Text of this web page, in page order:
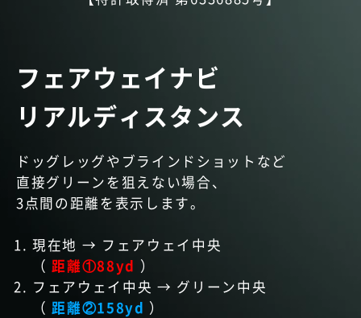
フェアウェイナビ
リアルディスタンス
ドッグレッグやブラインドショットなど
直接グリーンを狙えない場合、
3点間の距離を表示します。
現在地 → フェアウェイ中央
（距離①88yd ）
フェアウェイ中央 → グリーン中央
（距離②158yd ）